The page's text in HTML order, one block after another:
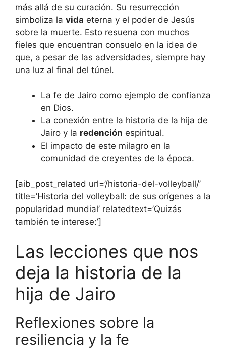
más allá de su curación. Su resurrección
simboliza la vida eterna y el poder de Jesús
sobre la muerte. Esto resuena con muchos
fieles que encuentran consuelo en la idea de
que, a pesar de las adversidades, siempre hay
una luz al final del túnel.
La fe de Jairo como ejemplo de confianza
en Dios.
La conexión entre la historia de la hija de
Jairo y la redención espiritual.
El impacto de este milagro en la
comunidad de creyentes de la época.
[aib_post_related url=’/historia-del-volleyball/’
title=’Historia del volleyball: de sus orígenes a la
popularidad mundial’ relatedtext=’Quizás
también te interese:’]
Las lecciones que nos
deja la historia de la
hija de Jairo
Reflexiones sobre la
resiliencia y la fe